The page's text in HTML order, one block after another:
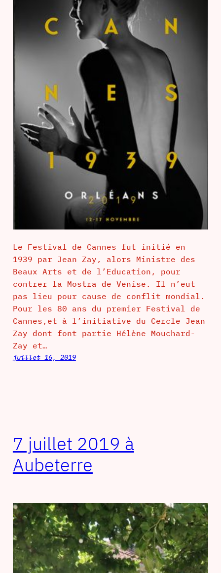
Le Festival de Cannes fut initié en
1939 par Jean Zay, alors Ministre des
Beaux Arts et de l’Education, pour
contrer la Mostra de Venise. Il n’eut
pas lieu pour cause de conflit mondial.
Pour les 80 ans du premier Festival de
Cannes,et à l’initiative du Cercle Jean
Zay dont font partie Hélène Mouchard-
Zay et…
juillet 16, 2019
7 juillet 2019 à
Aubeterre